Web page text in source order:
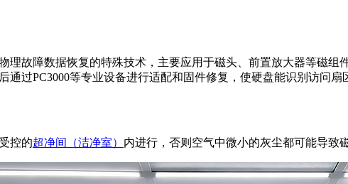
理故障数据恢复的特殊技术，主要应用于磁头、前置放大器等磁组
通过PC3000等专业设备进行适配和固件修复，使硬盘能识别访问
控的超净间（洁净室） 内进行，否则空气中微小的灰尘都可能导致